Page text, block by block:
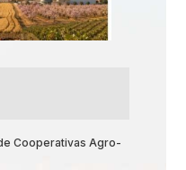
Cooperativas Agro-